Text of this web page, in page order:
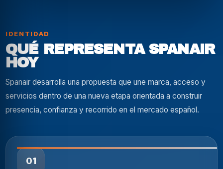
IDENTIDAD
QUÉ REPRESENTA SPANAIR
HOY
Spanair desarrolla una propuesta que une marca, acceso y
servicios dentro de una nueva etapa orientada a construir
presencia, confianza y recorrido en el mercado español.
01